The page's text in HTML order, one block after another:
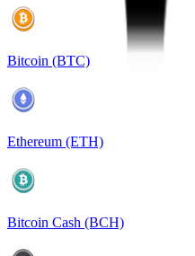
Bitcoin (BTC)
Ethereum (ETH)
Bitcoin Cash (BCH)